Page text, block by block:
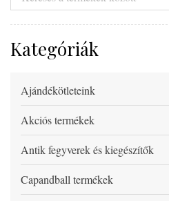
Kategóriák
Ajándékötleteink
Akciós termékek
Antik fegyverek és kiegészítők
Capandball termékek